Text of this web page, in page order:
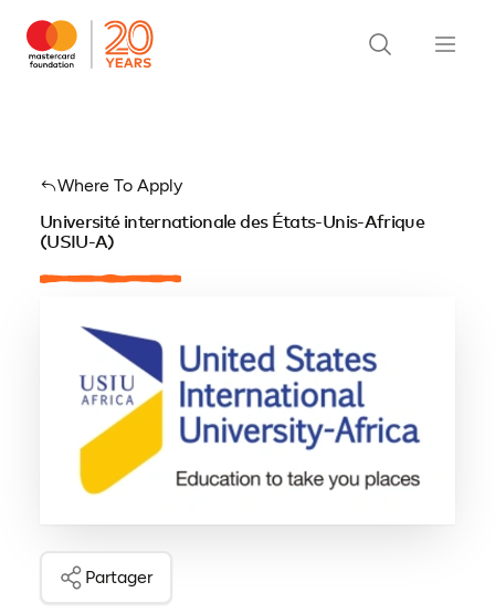
Where To Apply
Université internationale des États-Unis-Afrique
(USIU-A)
Partager